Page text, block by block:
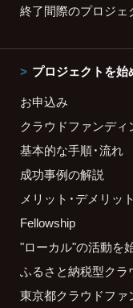
終了間際のプロジェ
プロジェクトを始
お申込み
クラウドファンディ
基本的な手順・流れ
成功事例の解説
メリット・デメリット
Fellowship
"ローカル"の活動を
ふるさと納税型クラ
東京都クラウドフ